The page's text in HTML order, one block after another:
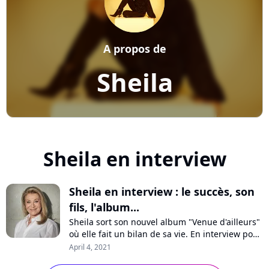
Sheila
A propos de
Sheila en interview
Sheila en interview : le succès, son
fils, l'album...
Sheila sort son nouvel album "Venue d'ailleurs"
où elle fait un bilan de sa vie. En interview pour
Pure Charts, la chanteuse se confie sur ses
April 4, 2021